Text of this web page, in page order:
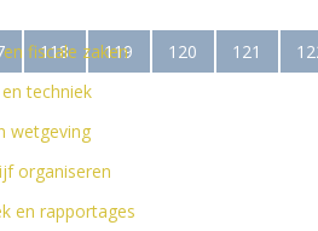
118 119 120 121
en fiscale zaken
techniek
wetgeving
organiseren
en rapportages